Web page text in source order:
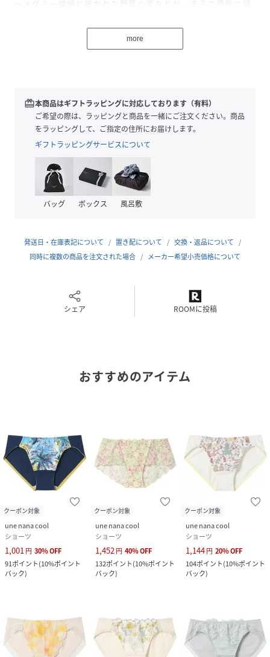
～メグミ～繊細に描かれた野草の連なりが、まるで優雅に踊
～ジェシーズ・ジュエル～繊細な円形の花のパターンのブロ
ーチは装飾的なネックレスのメダリオンを連想させる柄で
ト。
・肌側は綿混生地を使用しているので、やさしい肌ざわり。
------------------------------------------------------
LIBERTYFABRICS
1875年創業の英国リバティが手掛けるテキスタイルブランド
「リバティ・ファブリックス」。
繊細で流動的な線で描かれ、独特の色彩が特徴のプリント生
品番:LF1081
M、L
LF1081-GY-M NW8223)
more
redeem本商品はギフトラッピングに対応しております（有料）
ご希望の際は、ラッピングと商品を一緒にご注文ください。商品
をラッピングして、ご指定の住所にお届けします。
ギフトラッピングサービスについて
バッグ ボックス 風呂敷
発送日・在庫表記について 置き配について
交換・返品について
同時に複数の商品を注文された場合
メーカー希望小売価格について
シェア ROOMに投稿
おすすめのアイテム
クーポン対象
une nana cool
ショーツ
1,001円 30%OFF
91ポイント(10%ポイント
バック)
クーポン対象
une nana cool
ショーツ
1,452円 40%OFF
132ポイント(10%ポイント
バック)
クーポン対象
une nana cool
ショーツ
1,144円 20%OFF
104ポイント(10%ポイント
バック)